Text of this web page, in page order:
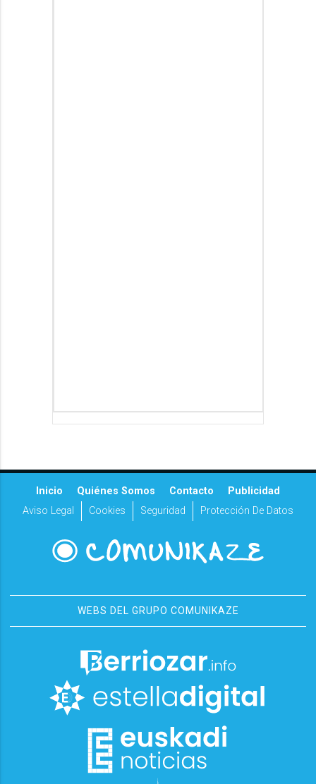
Inicio Quiénes Somos Contacto
Publicidad
Aviso Legal
Cookies Seguridad Protección De Datos
WEBS DEL GRUPO COMUNIKAZE